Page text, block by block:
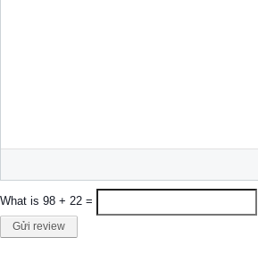
What is 98 + 22 =
Gửi review